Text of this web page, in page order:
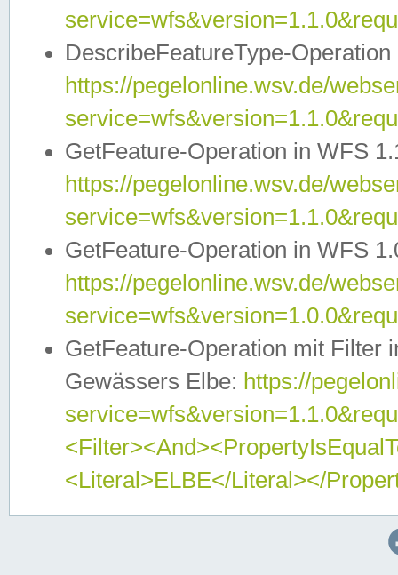
DescribeFeatureType-
https://pegelonline.wsv.de/
GetFeature-Operation in WFS
https://pegelonline.wsv.de/
GetFeature-Operation in WFS
https://pegelonline.wsv.de/
GetFeature-Operation mit Filter
Gewässers Elbe: https://
<Literal>ELBE</Literal></